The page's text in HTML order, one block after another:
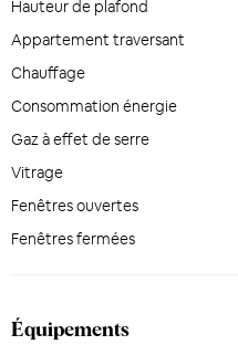
Hauteur de plafond
Appartement traversant
Chauffage
Consommation énergie
Gaz à effet de serre
Vitrage
Fenêtres ouvertes
Fenêtres fermées
Équipements